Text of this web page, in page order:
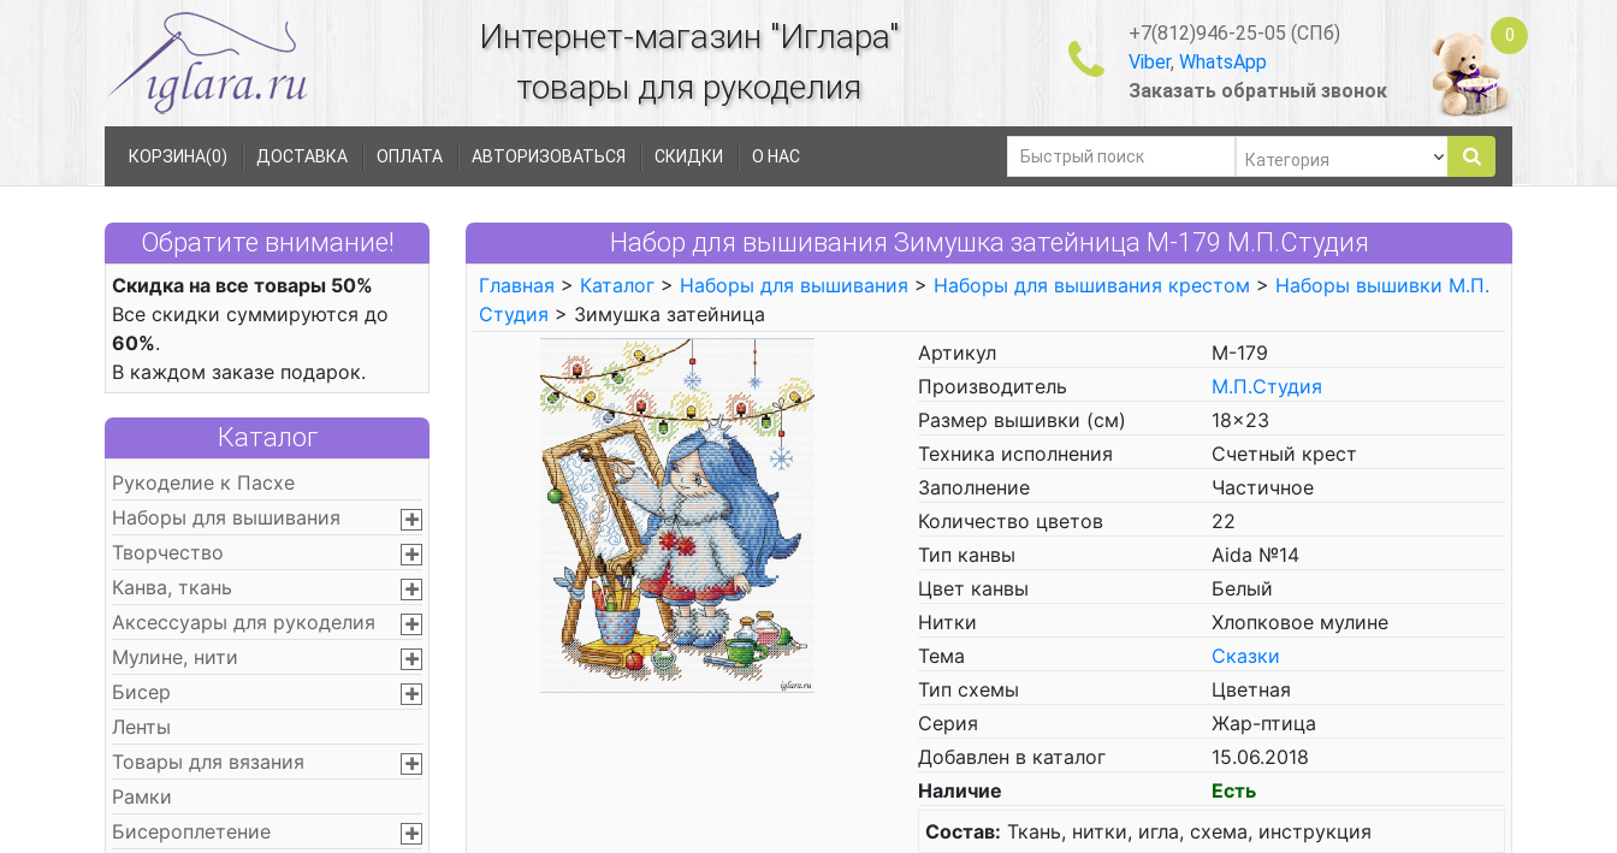
Интернет-магазин "Иглара"
товары для рукоделия
+7(812)946-25-05 (СПб)
Viber, WhatsApp
Заказать обратный звонок
0
КОРЗИНА(0) ДОСТАВКА ОПЛАТА АВТОРИЗОВАТЬСЯ СКИДКИ О НАС
Обратите внимание!
Скидка на все товары 50%
Все скидки суммируются до
60%.
В каждом заказе подарок.
Каталог
Рукоделие к Пасхе
Наборы для вышивания
Творчество
Канва, ткань
Аксессуары для рукоделия
Мулине, нити
Бисер
Ленты
Товары для вязания
Рамки
Бисероплетение
Набор для вышивания Зимушка затейница М-179 М.П.Студия
Главная > Каталог > Наборы для вышивания > Наборы для вышивания крестом > Наборы вышивки М.П.
Студия > Зимушка затейница
Артикул
М-179
Производитель
М.П.Студия
Размер вышивки (см)
18x23
Техника исполнения
Счетный крест
Заполнение
Частичное
Количество цветов
22
Тип канвы
Aida №14
Цвет канвы
Белый
Нитки
Хлопковое мулине
Тема
Сказки
Тип схемы
Цветная
Серия
Жар-птица
Добавлен в каталог
15.06.2018
Наличие
Есть
Состав: Ткань, нитки, игла, схема, инструкция